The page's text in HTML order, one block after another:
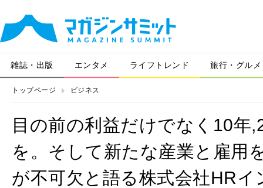
雑誌・出版 エンタメ ライフトレンド 旅行・グルメ
トップページ ビジネス
目の前の利益だけでなく10年
を。そして新たな産業と雇用
が不可欠と語る株式会社HR